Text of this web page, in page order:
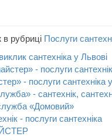
в рубриці Послуги
сантехніка у Львові
- послуги
- послуги сантехніка
- сантехнік,
«Домовий»
- послуги сантехніка